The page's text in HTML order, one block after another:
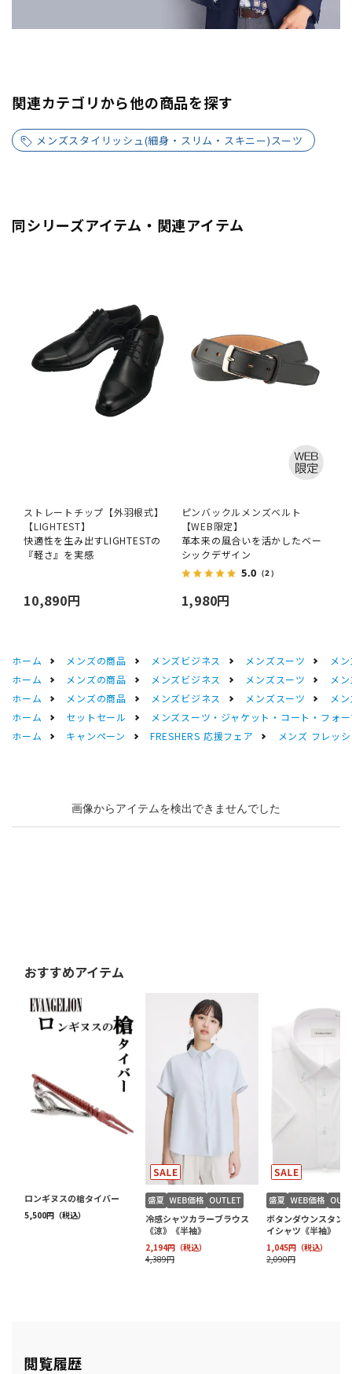
関連カテゴリから他の商品を探す
メンズスタイリッシュ(細身・スリム・スキニー)スーツ
同シリーズアイテム・関連アイテム
ストレートチップ【外羽根式】
【LIGHTEST】
快適性を生み出すLIGHTESTの
『軽さ』を実感
10,890円
ピンバックルメンズベルト
【WEB限定】
革本来の風合いを活かしたベー
シックデザイン
5.0 （2）
1,980円
ホーム メンズの商品 メンズビジネス メンズスーツ
メ
ホーム
メンズの商品 メンズビジネス メンズスーツ
メ
ホーム
メンズの商品 メンズビジネス メンズスーツ
メ
ホーム
セットセール
メンズスーツ・ジャケット・コート・フォ
ホーム
キャンペーン FRESHERS 応援フェア メンズ フレッ
閲覧履歴